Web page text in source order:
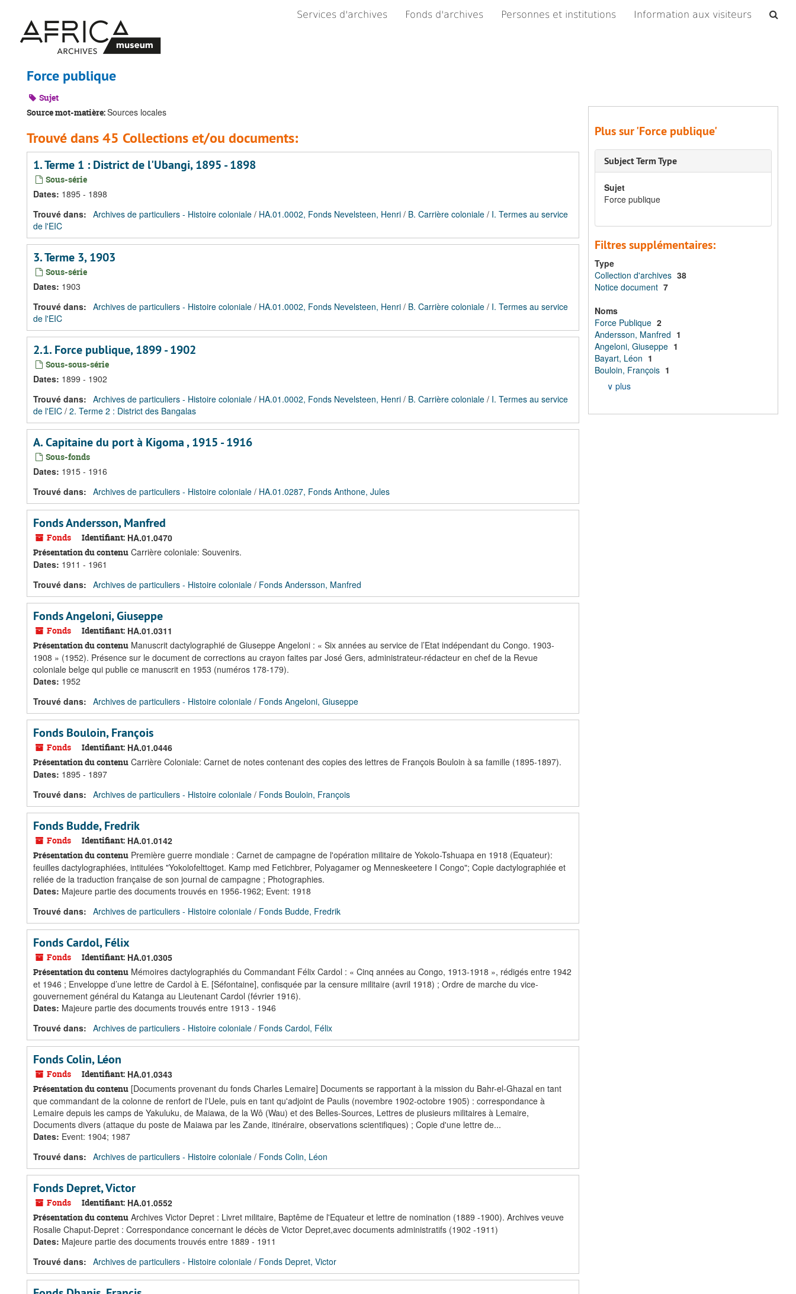
contenu
principal
Services d'archives Fonds d'archives Personnes et institutions Information aux visiteurs
Force publique
Sujet
Source mot-matière:Sources locales
Trouvé dans 45 Collections et/ou documents:
1. Terme 1 : District de l'Ubangi, 1895 - 1898
Sous-série
Dates: 1895 - 1898
Trouvé dans: Archives de particuliers - Histoire coloniale / HA.01.0002, Fonds Nevelsteen, Henri / B. Carrière coloniale / I. Termes au service
de l'EIC
3. Terme 3, 1903
Sous-série
Dates: 1903
Trouvé dans: Archives de particuliers - Histoire coloniale / HA.01.0002, Fonds Nevelsteen, Henri / B. Carrière coloniale / I. Termes au service
de l'EIC
2.1. Force publique, 1899 - 1902
Sous-sous-série
Dates: 1899 - 1902
Trouvé dans: Archives de particuliers - Histoire coloniale / HA.01.0002, Fonds Nevelsteen, Henri / B. Carrière coloniale / I. Termes au service
de l'EIC / 2. Terme 2 : District des Bangalas
A. Capitaine du port à Kigoma , 1915 - 1916
Sous-fonds
Dates: 1915 - 1916
Trouvé dans: Archives de particuliers - Histoire coloniale / HA.01.0287, Fonds Anthone, Jules
Fonds Andersson, Manfred
Fonds Identifiant: HA.01.0470
Présentation du contenu Carrière coloniale: Souvenirs.
Dates: 1911 - 1961
Trouvé dans: Archives de particuliers - Histoire coloniale / Fonds Andersson, Manfred
Fonds Angeloni, Giuseppe
Fonds Identifiant: HA.01.0311
Présentation du contenu Manuscrit dactylographié de Giuseppe Angeloni : « Six années au service de l’Etat indépendant du Congo. 1903-
1908 » (1952). Présence sur le document de corrections au crayon faites par José Gers, administrateur-rédacteur en chef de la Revue
coloniale belge qui publie ce manuscrit en 1953 (numéros 178-179).
Dates: 1952
Trouvé dans: Archives de particuliers - Histoire coloniale / Fonds Angeloni, Giuseppe
Fonds Bouloin, François
Fonds Identifiant: HA.01.0446
Présentation du contenu Carrière Coloniale: Carnet de notes contenant des copies des lettres de François Bouloin à sa famille (1895-1897).
Dates: 1895 - 1897
Trouvé dans: Archives de particuliers - Histoire coloniale / Fonds Bouloin, François
Fonds Budde, Fredrik
Fonds Identifiant: HA.01.0142
Présentation du contenu Première guerre mondiale : Carnet de campagne de l'opération militaire de Yokolo-Tshuapa en 1918 (Equateur):
feuilles dactylographiées, intitulées "Yokolofelttoget. Kamp med Fetichbrer, Polyagamer og Menneskeetere I Congo"; Copie dactylographiée et
reliée de la traduction française de son journal de campagne ; Photographies.
Dates: Majeure partie des documents trouvés en 1956-1962; Event: 1918
Trouvé dans: Archives de particuliers - Histoire coloniale / Fonds Budde, Fredrik
Fonds Cardol, Félix
Fonds Identifiant: HA.01.0305
Présentation du contenu Mémoires dactylographiés du Commandant Félix Cardol : « Cinq années au Congo, 1913-1918 », rédigés entre 1942
et 1946 ; Enveloppe d’une lettre de Cardol à E. [Séfontaine], confisquée par la censure militaire (avril 1918) ; Ordre de marche du vice-
gouvernement général du Katanga au Lieutenant Cardol (février 1916).
Dates: Majeure partie des documents trouvés entre 1913 - 1946
Trouvé dans: Archives de particuliers - Histoire coloniale / Fonds Cardol, Félix
Fonds Colin, Léon
Fonds Identifiant: HA.01.0343
Présentation du contenu [Documents provenant du fonds Charles Lemaire] Documents se rapportant à la mission du Bahr-el-Ghazal en tant
que commandant de la colonne de renfort de l'Uele, puis en tant qu'adjoint de Paulis (novembre 1902-octobre 1905) : correspondance à
Lemaire depuis les camps de Yakuluku, de Maiawa, de la Wô (Wau) et des Belles-Sources, Lettres de plusieurs militaires à Lemaire,
Documents divers (attaque du poste de Maiawa par les Zande, itinéraire, observations scientifiques) ; Copie d'une lettre de...
Dates: Event: 1904; 1987
Trouvé dans: Archives de particuliers - Histoire coloniale / Fonds Colin, Léon
Fonds Depret, Victor
Fonds Identifiant: HA.01.0552
Présentation du contenu Archives Victor Depret : Livret militaire, Baptême de l'Equateur et lettre de nomination (1889 -1900). Archives veuve
Rosalie Chaput-Depret : Correspondance concernant le décès de Victor Depret,avec documents administratifs (1902 -1911)
Dates: Majeure partie des documents trouvés entre 1889 - 1911
Trouvé dans: Archives de particuliers - Histoire coloniale / Fonds Depret, Victor
Plus sur 'Force publique'
Subject Term Type
Sujet
Force publique
Filtres supplémentaires:
Type
Collection d'archives 38
Notice document 7
Noms
Force Publique 2
Andersson, Manfred 1
Angeloni, Giuseppe 1
Bayart, Léon 1
Bouloin, François 1
∨ plus